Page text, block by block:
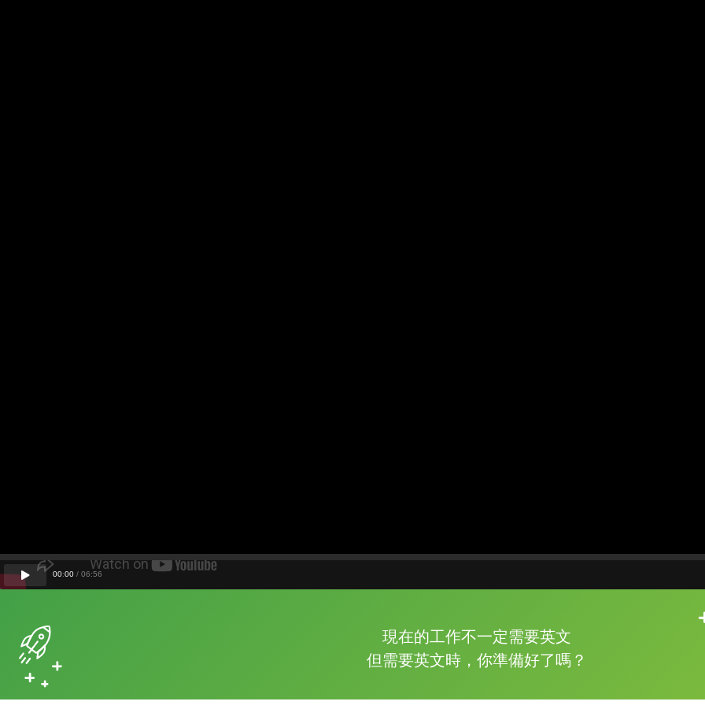
現在的工作不一定需要英文
但需要英文時，你準備好了嗎？
的品牌故事
00:00 / 06:56